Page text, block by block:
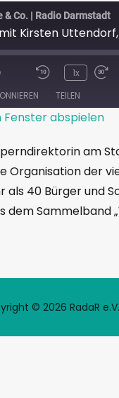
& Co. | Radio Darmstadt
Kirsten
1x
TEILEN
Fenster abspielen
am
Organisation der
als 40 Bürger und
dem Sammelband
© 2026 RadaR